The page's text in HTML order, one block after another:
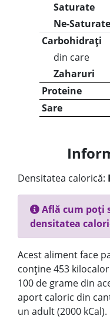
Saturate
Ne-Saturate
Carbohidrați
din care
Zaharuri
Proteine
Sare
Densitatea calorică:
Află cum poți
densitatea
Acest aliment face
conține 453
100 de grame din
aport caloric din
un adult (2000 kCal).